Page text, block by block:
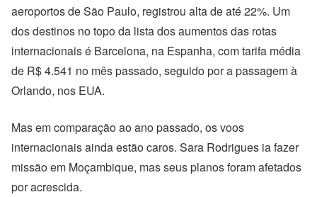
aeroportos de São Paulo, registrou alta de até 22%. Um
dos destinos no topo da lista dos aumentos das rotas
internacionais é Barcelona, na Espanha, com tarifa média
de R$ 4.541 no mês passado, seguido por a passagem à
Orlando, nos EUA.
Mas em comparação ao ano passado, os voos
internacionais ainda estão caros. Sara Rodrigues ia fazer
missão em Moçambique, mas seus planos foram afetados
por acrescida.